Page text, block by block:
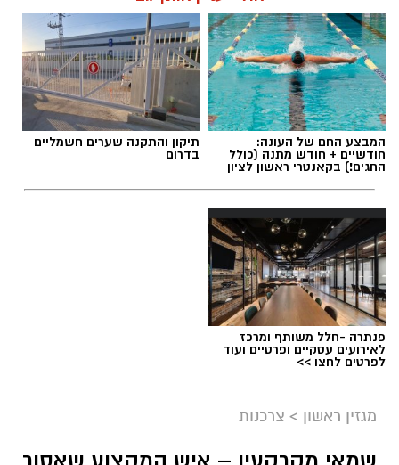
המבצע החם של העונה:
חודשיים + חודש מתנה (כולל
החגים!) בקאנטרי ראשון לציון
תיקון והתקנה שערים חשמליים
בדרום
פנתרה -חלל משותף ומרכז
לאירועים עסקיים ופרטיים ועוד
לפרטים לחצו >>
מגזין ראשון > צרכנות